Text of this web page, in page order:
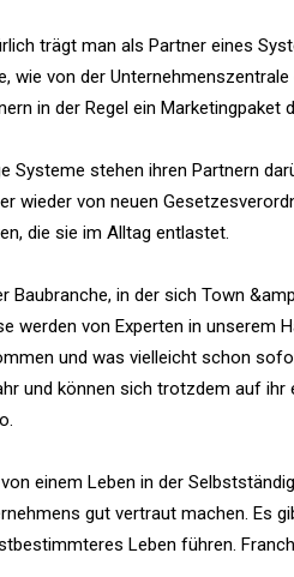
trägt man als Partner eines
wie von der
in der Regel ein
Systeme stehen ihren Partnern
wieder von neuen
die sie im Alltag entlastet.
Baubranche, in der sich Town
werden von Experten in unserem
und was vielleicht schon
und können sich trotzdem auf ihr
einem Leben in der
gut vertraut machen. Es
Leben führen.